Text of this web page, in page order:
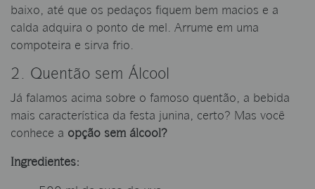
baixo, até que os pedaços fiquem bem macios e a
calda adquira o ponto de mel. Arrume em uma
compoteira e sirva frio.
2. Quentão sem Álcool
Já falamos acima sobre o famoso quentão, a bebida
mais característica da festa junina, certo? Mas você
conhece a opção sem álcool?
Ingredientes: